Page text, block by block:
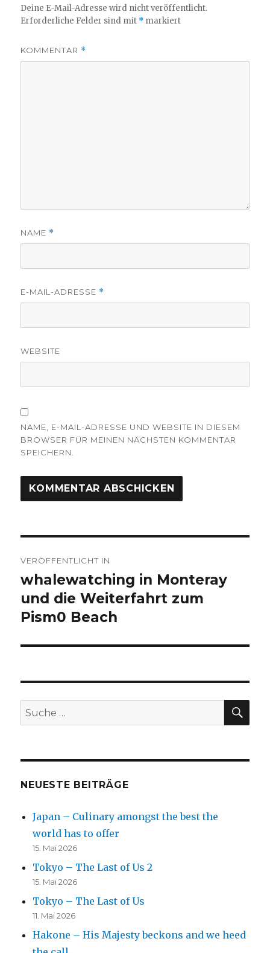
Deine E-Mail-Adresse wird nicht veröffentlicht.
Erforderliche Felder sind mit * markiert
KOMMENTAR *
NAME *
E-MAIL-ADRESSE *
WEBSITE
NAME, E-MAIL-ADRESSE UND WEBSITE IN DIESEM
BROWSER FÜR MEINEN NÄCHSTEN KOMMENTAR
SPEICHERN.
VERÖFFENTLICHT IN
whalewatching in Monteray
und die Weiterfahrt zum
Pism0 Beach
Suche
nach:
NEUESTE BEITRÄGE
Japan – Culinary amongst the best the
world has to offer
15. Mai 2026
Tokyo – The Last of Us 2
15. Mai 2026
Tokyo – The Last of Us
11. Mai 2026
Hakone – His Majesty beckons and we heed